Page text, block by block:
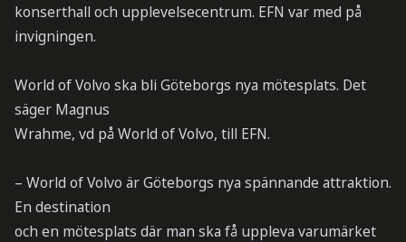
konserthall och upplevelsecentrum. EFN var med på
invigningen.
World of Volvo ska bli Göteborgs nya mötesplats. Det
säger Magnus
Wrahme, vd på World of Volvo, till EFN.
– World of Volvo är Göteborgs nya spännande attraktion.
En destination
och en mötesplats där man ska få uppleva varumärket